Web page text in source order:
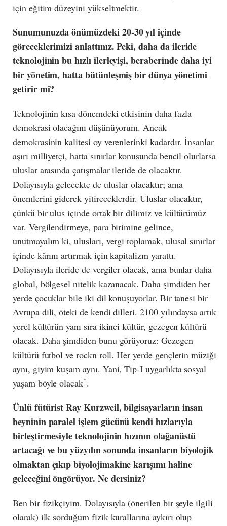
için eğitim düzeyini yükseltmektir.
Sunumunuzda önümüzdeki 20-30 yıl içinde
göreceklerimizi anlattınız. Peki, daha da ileride
teknolojinin bu hızlı ilerleyişi, beraberinde daha iyi
bir yönetim, hatta bütünleşmiş bir dünya yönetimi
getirir mi?
Teknolojinin kısa dönemdeki etkisinin daha fazla
demokrasi olacağını düşünüyorum. Ancak
demokrasinin kalitesi oy verenlerinki kadardır. İnsanlar
aşırı milliyetçi, hatta sınırlar konusunda bencil olurlarsa
uluslar arasında çatışmalar ileride de olacaktır.
Dolayısıyla gelecekte de uluslar olacaktır; ama
önemlerini giderek yitireceklerdir. Uluslar olacaktır,
çünkü bir ulus içinde ortak bir dilimiz ve kültürümüz
var. Vergilendirmeye, para birimine gelince,
unutmayalım ki, ulusları, vergi toplamak, ulusal sınırlar
içinde kârını artırmak için kapitalizm yarattı.
Dolayısıyla ileride de vergiler olacak, ama bunlar daha
global, bölgesel nitelik kazanacak. Daha şimdiden her
yerde çocuklar bile iki dil konuşuyorlar. Bir tanesi bir
Avrupa dili, öteki de kendi dilleri. 2100 yılındaysa artık
yerel kültürün yanı sıra ikinci kültür, gezegen kültürü
olacak. Daha şimdiden bunu görüyoruz: Gezegen
kültürü futbol ve rockn roll. Her yerde gençlerin müziği
aynı, giyim kuşam aynı. Yani, Tip-I uygarlıkta sosyal
yaşam böyle olacak*.
Ünlü fütürist Ray Kurzweil, bilgisayarların insan
beyninin paralel işlem gücünü kendi hızlarıyla
birleştirmesiyle teknolojinin hızının olağanüstü
artacağı ve bu yüzyılın sonunda insanların biyolojik
olmaktan çıkıp biyolojimakine karışımı haline
geleceğini öngörüyor. Ne dersiniz?
Ben bir fizikçiyim. Dolayısıyla (önerilen bir şeyle ilgili
olarak) ilk sorduğum fizik kurallarına aykırı olup